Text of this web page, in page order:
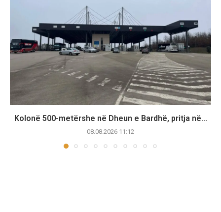
Kolonë 500-metërshe në Dheun e Bardhë, pritja në...
08.08.2026 11:12